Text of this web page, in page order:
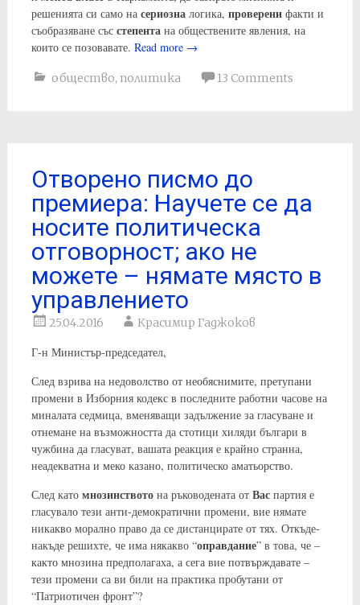
решенията си само на сериозналогика, проверенифакти и
съобразяване със степентана обществените явления, на
които се позовавате. Read more →
общество, политика 13 Comments
Отворено писмо до
премиера: Научете се да
носите политическа
отговорност; ако не
можете – нямате място в
управлението
25.04.2016 Красимир Гаджоков
Г-н Министър-председател,
След взрива на недоволство от необяснимите, претупани
промени в Изборния кодекс в последните работни часове на
миналата седмица, вменяващи задължение за гласуване и
отнемане на възможността да стотици хиляди българи в
чужбина да гласуват, вашата реакция е крайно странна,
неадекватна и меко казано, политическо аматьорство.
След като мнозинствотона ръководената от Васпартия е
гласувало тези анти-демократични промени, вие нямате
никакво морално право да се дистанцирате от тях. Откъде-
накъде решихте, че има някакво “оправдание” в това, че –
както мнозина предполагаха, а сега вие потвърждавате –
тези промени са ви били на практика пробутани от
“Патриотичен фронт”?